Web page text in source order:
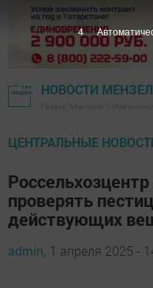
НОВОСТИ
ЦЕНТРАЛЬНЫЕ
проверять
действующих
admin, 1 апреля 2025 -
3